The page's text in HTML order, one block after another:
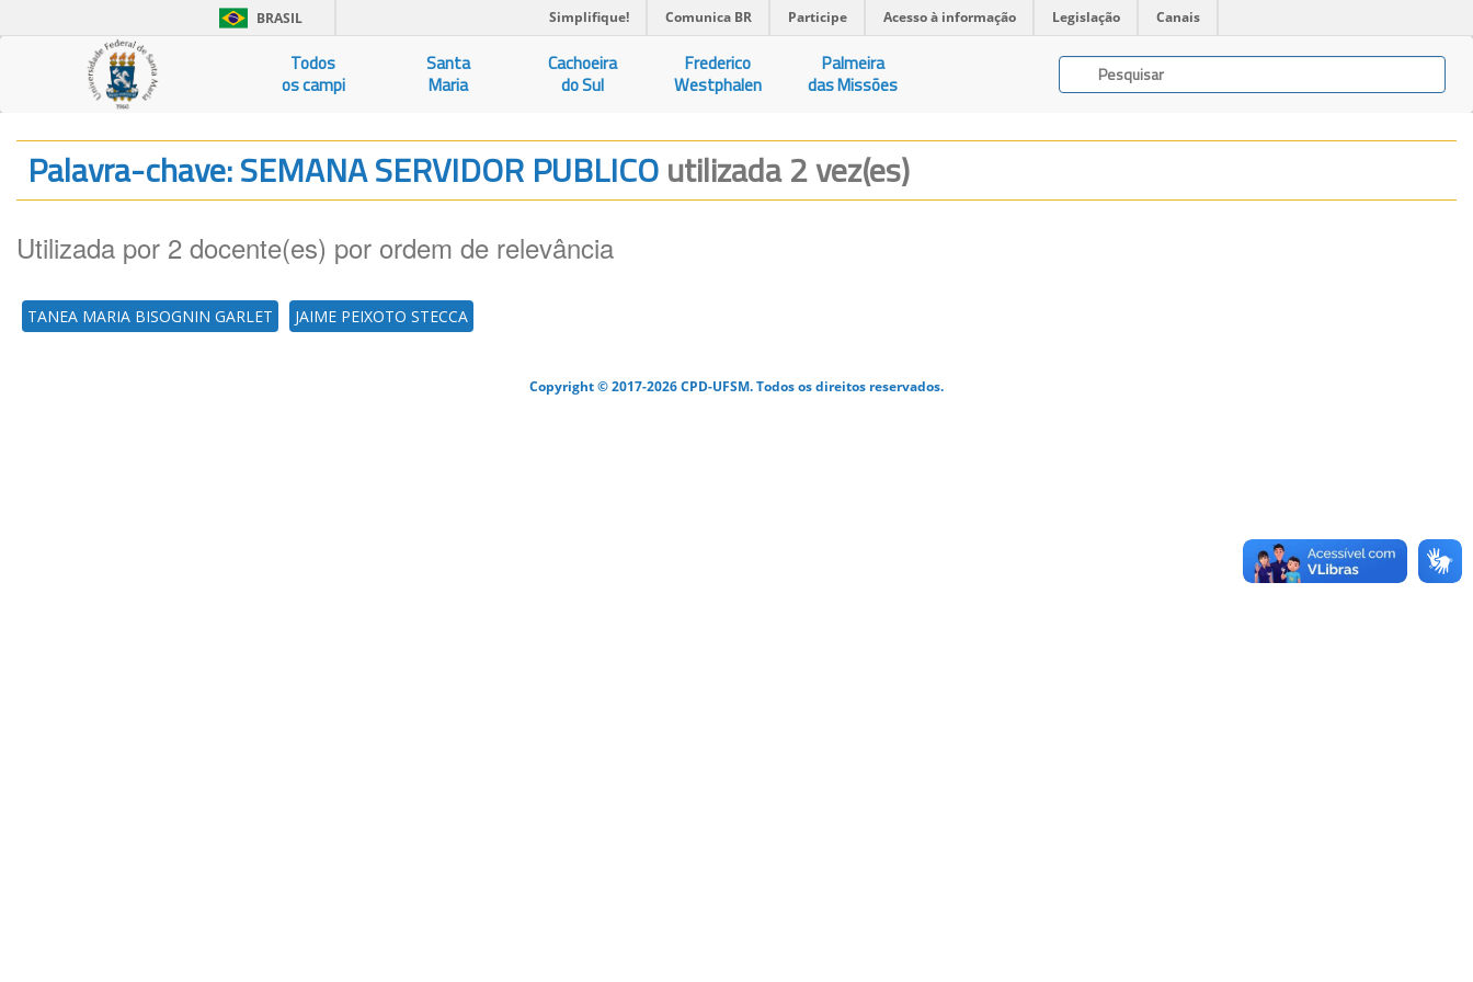
BRASIL Simplifique! Comunica BR Participe Acesso à informação Legislação Canais
Todos
os campi
Santa
Maria
Cachoeira
do Sul
Frederico
Westphalen
Palmeira
das Missões
Palavra-chave: SEMANA SERVIDOR PUBLICOutilizada 2 vez(es)
Utilizada por 2 docente(es) por ordem de relevância
TANEA MARIA BISOGNIN GARLET JAIME PEIXOTO STECCA
Copyright © 2017-2026 CPD-UFSM. Todos os direitos reservados.